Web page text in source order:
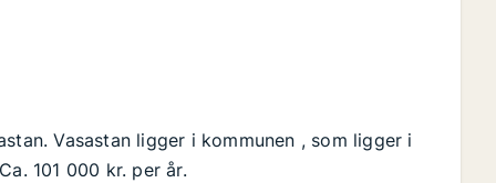
Vasastan ligger i kommunen , som ligger i
101 000 kr. per år.